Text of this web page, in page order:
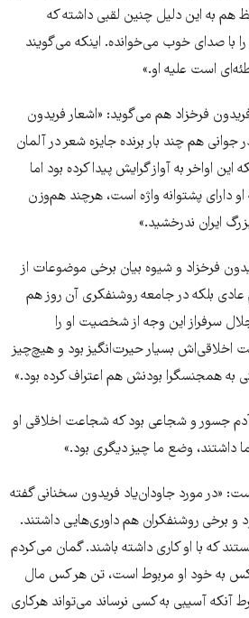
به این دلیل چنین لقبی داشته که
صدای خوب می‌خوانده. اینکه می‌گویند
است علیه او.»
فرخزاد هم می‌گوید: «اشعار فریدون
جوانی هم چند بار برنده جایزه شعر در آلمان
اواخر به آواز گرایش پیدا کرده بود اما
دارای پشتوانه واژه است، هرچند هم‌وزن
ایران ندرخشید.»
فرخزاد و شیوه بیان برخی موضوعات از
عادی بلکه در جامعه روشنفکری آن روز هم
سرفراز این وجه از شخصیت او را
بسیار حیرت‌انگیز بود و هیچ‌چیز
به همجنسگرا بودنش هم اعتراف کرده بود.»
جسور و شجاعی بود که شجاعت اخلاقی او
داشتند، وضع ما چیز دیگری بود.»
«در مورد جاودان‌یاد فریدون سخنانی گفته
و برخی روشنفکران هم داوری‌هایی داشتند.
که با او کاری داشته باشند. گمان می‌کردم
به خود او مربوط است، تن هر کس مال
آنکه آسیبی به کسی نرساند می‌تواند هرکاری